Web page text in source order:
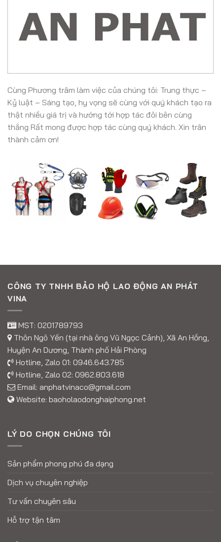
Cùng Phương trâm làm việc của chúng tôi: Trung thực –
Kỷ luật – Sáng tạo, hy vọng sẽ cùng với quý khách tạo ra
thật nhiều giá trị và hướng tới hợp tác đôi bên cùng
thắng Rất mong được hợp tác cùng quý khách. Xin trân
thành cảm ơn!
CÔNG TY TNHH BẢO HỘ LAO ĐỘNG AN PHÁT
VINA
MST: 0201789793
Thôn Ngô Yến (tại nhà ông Vũ Ngọc Cảnh), Xã An Hồng,
Huyện An Dương, Thành phố Hải Phòng
Hotline, Zalo 01: 0946.643.785
Hotline, Zalo 02: 0962.803.618
Email: anphatvinaco@gmail.com
Website: baoholaodonghaiphong.net
LÝ DO CHỌN CHÚNG TÔI
Sản phẩm phong phú đa dạng
Dịch vụ chuyên nghiệp
Tư vấn chuyên sâu
Hỗ trợ tận tâm